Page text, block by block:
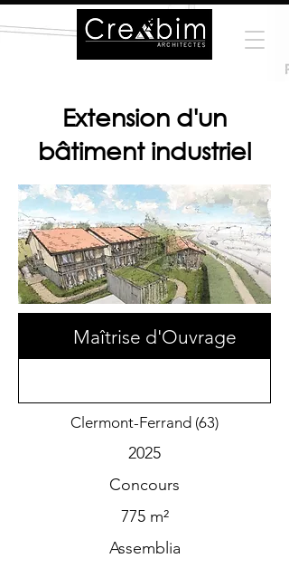
Extension d'un
bâtiment industriel
Maîtrise d'Ouvrage
Clermont-Ferrand (63)
2025
Concours
775 m²
Assemblia